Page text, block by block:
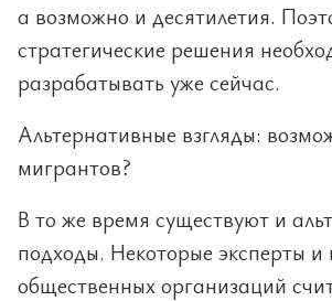
а возможно и десятилетия.
стратегические решения
разрабатывать уже сейчас.
Альтернативные взгляды:
мигрантов?
В то же время существуют и
подходы. Некоторые эксперты и
общественных организаций